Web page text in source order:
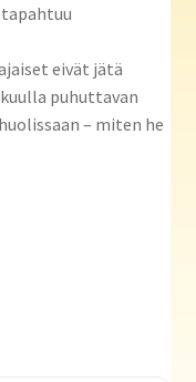
eivät jätä
kuulla puhuttavan
– miten he